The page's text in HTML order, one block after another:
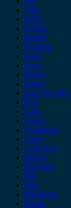
Ford
Geely
Gonow
Honda
Hyundai
Isuzu
iveco
Jaecoo
Jaguar
Jeep Chrysler
KIA
Lada
Lancia
Leapmotor
Lexus
Lynk & co
Mazda
Mercedes
MG
Mini
Mitsubishi
Nissan